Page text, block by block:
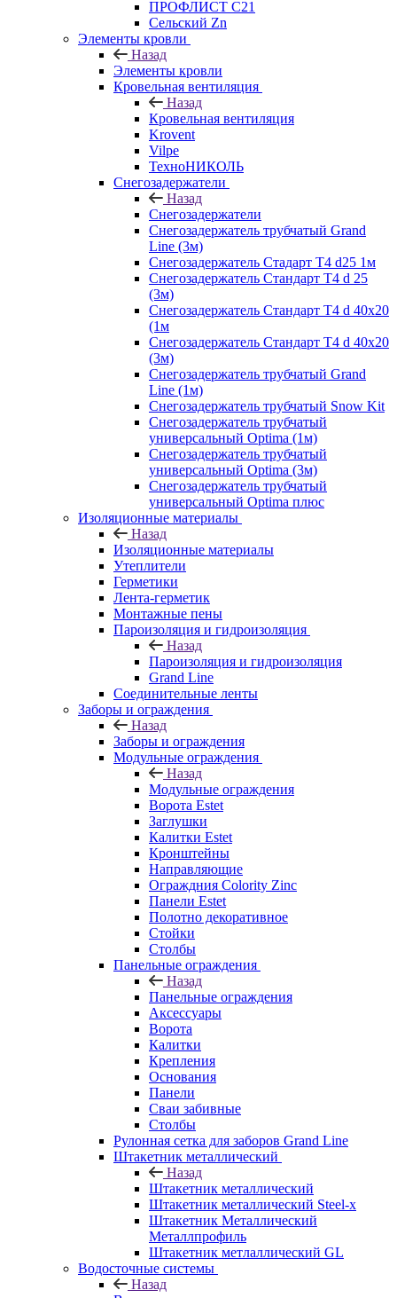
ПРОФЛИСТ С21
Сельский Zn
Элементы кровли
Назад
Элементы кровли
Кровельная вентиляция
Назад
Кровельная вентиляция
Krovent
Vilpe
ТехноНИКОЛЬ
Снегозадержатели
Назад
Снегозадержатели
Снегозадержатель трубчатый Grand
Line (3м)
Снегозадержатель Стадарт Т4 d25 1м
Снегозадержатель Стандарт Т4 d 25
(3м)
Снегозадержатель Стандарт Т4 d 40х20
(1м
Снегозадержатель Стандарт Т4 d 40х20
(3м)
Снегозадержатель трубчатый Grand
Line (1м)
Снегозадержатель трубчатый Snow Kit
Снегозадержатель трубчатый
универсальный Optima (1м)
Снегозадержатель трубчатый
универсальный Optima (3м)
Снегозадержатель трубчатый
универсальный Optima плюс
Изоляционные материалы
Назад
Изоляционные материалы
Утеплители
Герметики
Лента-герметик
Монтажные пены
Пароизоляция и гидроизоляция
Назад
Пароизоляция и гидроизоляция
Grand Line
Соединительные ленты
Заборы и ограждения
Назад
Заборы и ограждения
Модульные ограждения
Назад
Модульные ограждения
Ворота Estet
Заглушки
Калитки Estet
Кронштейны
Направляющие
Ограждния Colority Zinc
Панели Estet
Полотно декоративное
Стойки
Столбы
Панельные ограждения
Назад
Панельные ограждения
Аксессуары
Ворота
Калитки
Крепления
Основания
Панели
Сваи забивные
Столбы
Рулонная сетка для заборов Grand Line
Штакетник металлический
Назад
Штакетник металлический
Штакетник металлический Steel-x
Штакетник Металлический
Металлпрофиль
Штакетник метлаллический GL
Водосточные системы
Назад